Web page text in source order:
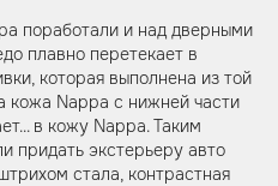
поработали и над дверными
плавно перетекает в
которая выполнена из той
кожа Nappa с нижней части
в кожу Nappa. Таким
придать экстерьеру авто
стала, контрастная